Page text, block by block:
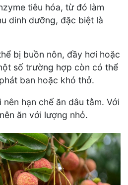
tiêu hóa, từ đó làm
dinh dưỡng, đặc biệt là
bị buồn nôn, đầy hơi hoặc
số trường hợp còn có thể
ban hoặc khó thở.
hạn chế ăn dâu tằm. Với
ăn với lượng nhỏ.